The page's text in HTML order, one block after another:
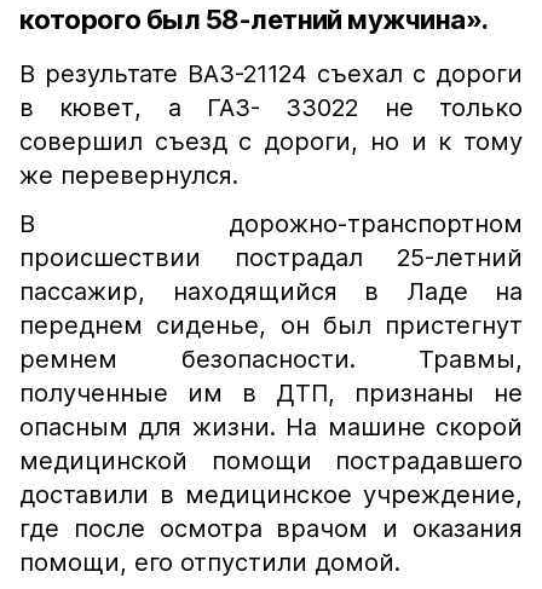
которого был 58-летний мужчина».
В результате ВАЗ-21124 съехал с дороги
в кювет, а ГАЗ- 33022 не только
совершил съезд с дороги, но и к тому
же перевернулся.
В дорожно-транспортном
происшествии пострадал 25-летний
пассажир, находящийся в Ладе на
переднем сиденье, он был пристегнут
ремнем безопасности. Травмы,
полученные им в ДТП, признаны не
опасным для жизни. На машине скорой
медицинской помощи пострадавшего
доставили в медицинское учреждение,
где после осмотра врачом и оказания
помощи, его отпустили домой.